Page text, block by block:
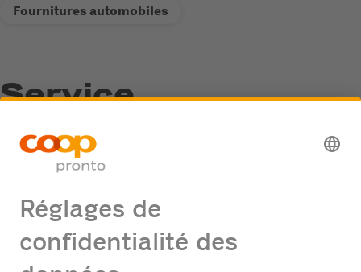
Fournitures automobiles
Service
Point de collecte de recyclage
Offres d'emploi